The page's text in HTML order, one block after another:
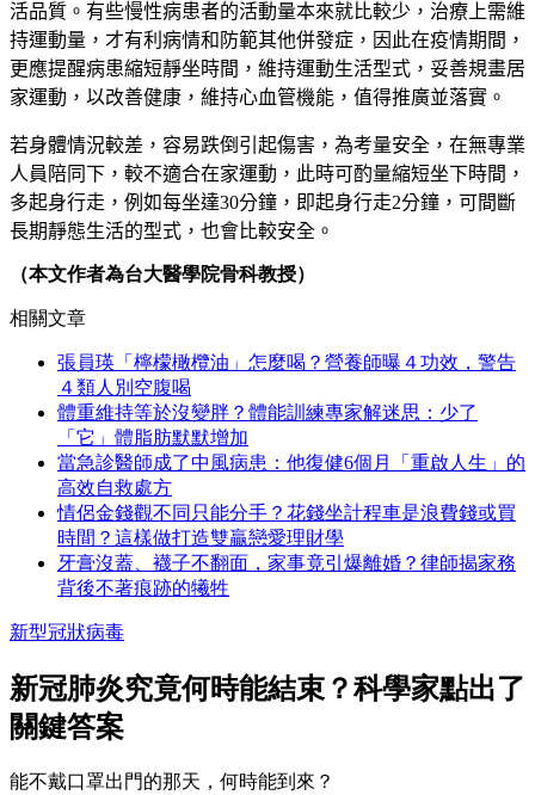
活品質。有些慢性病患者的活動量本來就比較少，治療上需維
持運動量 ， 才有利病情和防範其他併發症，因此在疫情期間，
更應提醒病患縮短靜坐時間，維持運動生活型式，妥善規畫居
家運動，以改善健康，維持心血管機能，值得推廣並落實 。
若身體情況較差，容易跌倒引起傷害，為考量安全，在無專業
人員陪同下 ， 較不適合在家運動，此時可酌量縮短坐下時間，
多起身行走，例如每坐達30分鐘，即起身行走2分鐘，可間斷
長期靜態生活的型式，也會比較安全。
（本文作者為台大醫學院骨科教授）
相關文章
張員瑛「檸檬橄欖油」怎麼喝？營養師曝４功效，警告
４類人別空腹喝
體重維持等於沒變胖？體能訓練專家解迷思：少了
「它」體脂肪默默增加
當急診醫師成了中風病患：他復健6個月「重啟人生」的
高效自救處方
情侶金錢觀不同只能分手？花錢坐計程車是浪費錢或買
時間？這樣做打造雙贏戀愛理財學
牙膏沒蓋、襪子不翻面，家事竟引爆離婚？律師揭家務
背後不著痕跡的犧牲
新型冠狀病毒
新冠肺炎究竟何時能結束？科學家點出了
關鍵答案
能不戴口罩出門的那天，何時能到來？